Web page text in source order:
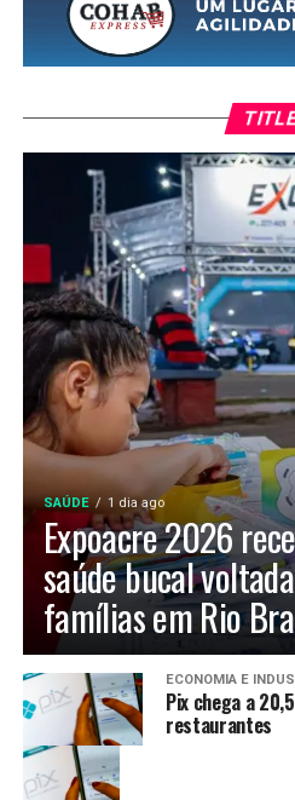
SAÚDE 1 dia ago
Expoacre 2026
saúde bucal
famílias em Rio
ECONOMIA E
Pix chega a
restaurantes